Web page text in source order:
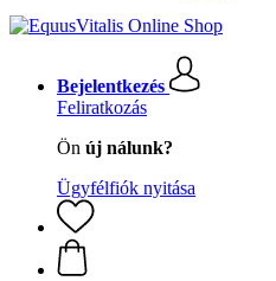
Bejelentkezés
Feliratkozás
Ön új nálunk?
Ügyfélfiók nyitása